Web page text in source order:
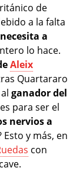
de
a la falta
necesita a
lo hace.
Aleix
Quartararo
ganador del
para ser el
nervios a
y más, en
con